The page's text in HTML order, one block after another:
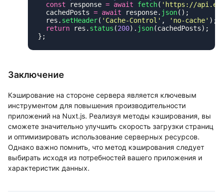
  const
response = await fetch( ' https://
  cachedPosts
= await response. json
  res.
setHeader( ' Cache-Control ' , ' no-cache' );
  return
res. status (200). json
Заключение
Кэширование на стороне сервера является ключевым
инструментом для повышения производительности
приложений на Nuxt.js. Реализуя методы кэширования, вы
сможете значительно улучшить скорость загрузки страниц
и оптимизировать использование серверных ресурсов.
Однако важно помнить, что метод кэширования следует
выбирать исходя из потребностей вашего приложения и
характеристик данных.